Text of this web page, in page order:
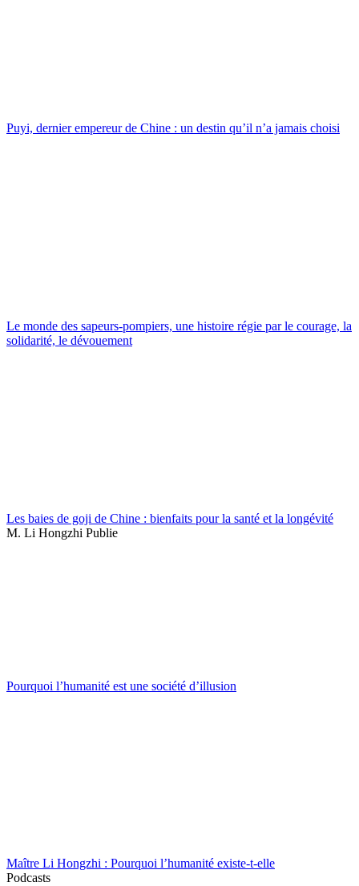
Puyi, dernier empereur de Chine : un destin qu’il n’a jamais choisi
Le monde des sapeurs-pompiers, une histoire régie par le courage, la
solidarité, le dévouement
Les baies de goji de Chine : bienfaits pour la santé et la longévité
M. Li Hongzhi Publie
Pourquoi l’humanité est une société d’illusion
Maître Li Hongzhi : Pourquoi l’humanité existe-t-elle
Podcasts